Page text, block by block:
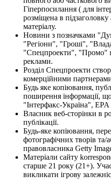
Гіперпосилання ( для
розміщена в
матеріалу.
Новини з позначками
"Регіони", "Гроші",
"Спецпроекти", "Промо"
реклами.
Розділ Спецпроекти
комерційними
Будь яке копіювання,
поширення інформації,
"Інтерфакс-Україна",
Власник веб-сторінки в
публікації.
Будь-яке копіювання,
фотографічних творів та/
правовласника Getty
Матеріали сайту
старше 21 року (21+).
викликати ігрову